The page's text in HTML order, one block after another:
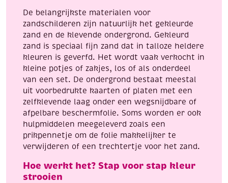
De belangrijkste materialen voor
zandschilderen zijn natuurlijk het gekleurde
zand en de klevende ondergrond. Gekleurd
zand is speciaal fijn zand dat in talloze heldere
kleuren is geverfd. Het wordt vaak verkocht in
kleine potjes of zakjes, los of als onderdeel
van een set. De ondergrond bestaat meestal
uit voorbedrukte kaarten of platen met een
zelfklevende laag onder een wegsnijdbare of
afpelbare beschermfolie. Soms worden er ook
hulpmiddelen meegeleverd zoals een
prikpennetje om de folie makkelijker te
verwijderen of een trechtertje voor het zand.
Hoe werkt het? Stap voor stap kleur
strooien